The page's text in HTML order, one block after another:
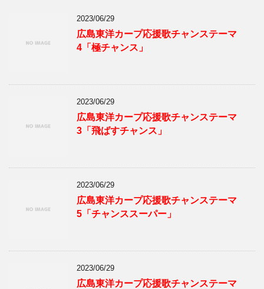
2023/06/29
広島東洋カープ応援歌チャンステーマ
4「極チャンス」
2023/06/29
広島東洋カープ応援歌チャンステーマ
3「飛ばすチャンス」
2023/06/29
広島東洋カープ応援歌チャンステーマ
5「チャンススーパー」
2023/06/29
広島東洋カープ応援歌チャンステーマ